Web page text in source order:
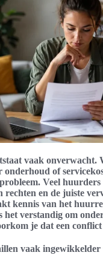
vaak onverwacht.
onderhoud of
Veel
rechten en de juiste
kennis van het
het verstandig om
je dat een
vaak